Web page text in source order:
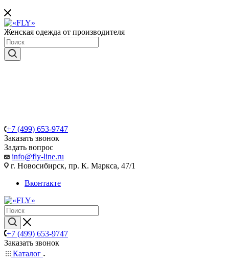
Женская одежда от производителя
+7 (499) 653-9747
Заказать звонок
Задать вопрос
info@fly-line.ru
г. Новосибирск, пр. К. Маркса, 47/1
Вконтакте
+7 (499) 653-9747
Заказать звонок
Каталог